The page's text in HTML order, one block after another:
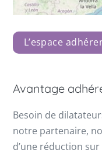
L’espace
Avantage
Besoin de
notre partenaire,
d’une réduction